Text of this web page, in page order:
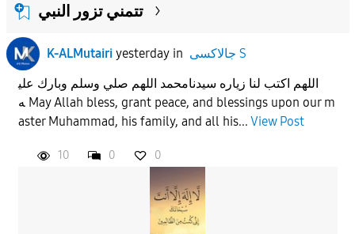
تتمني تزور النبي
K-ALMutairi yesterdayin
جالاكسى S
اللهم اكتب لنا زياره سيدنامحمد اللهم صلي وسلم وبارك علي
ه May Allah bless, grant peace, and blessings upon our m
aster Muhammad, his family, and all his... View Post
10 0 0